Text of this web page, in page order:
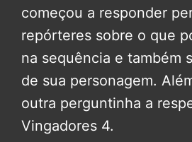
começou a responder
repórteres sobre o que
na sequência e também
de sua personagem.
outra perguntinha a
Vingadores 4.